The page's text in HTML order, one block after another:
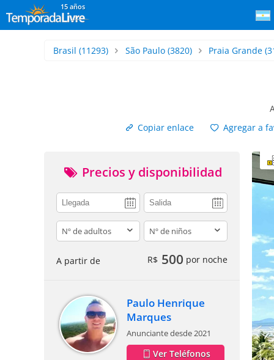
15 años
Brasil (11293) São Paulo(3820) Praia Grande
Copiar enlace
Agregar a
Precios y disponibilidad
adults children
A partir de R$ 500 por noche
Paulo Henrique
Marques
Anunciante desde 2021
Ver Teléfonos